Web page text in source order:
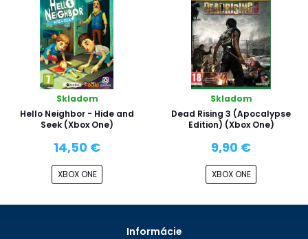
Skladom
Hello Neighbor - Hide and
Seek (Xbox One)
14,50 €
XBOX ONE
Skladom
Dead Rising 3 (Apocalypse
Edition) (Xbox One)
9,90 €
XBOX ONE
Informácie